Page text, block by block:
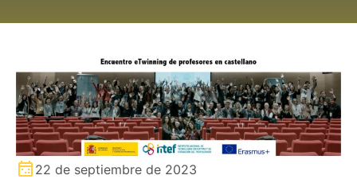
22 de septiembre de 2023